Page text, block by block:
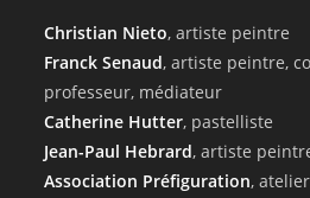
Christian Nieto, artiste peintre
Franck Senaud, artiste peintre,
professeur, médiateur
Catherine Hutter, pastelliste
Jean-Paul Hebrard, artiste
Association Préfiguration,